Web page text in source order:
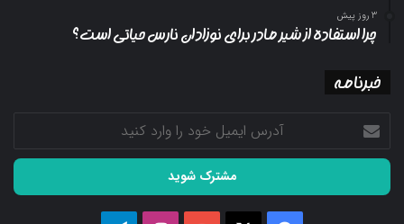
3 روز پیش
چرا استفاده از شیر مادر برای نوزادان نارس حیاتی است؟
خبرنامه
آدرس
ایمیل
خود
وارد